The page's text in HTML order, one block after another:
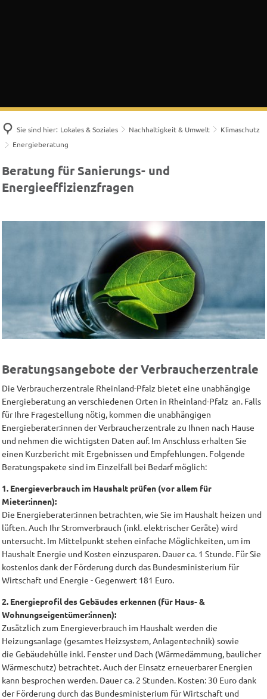
Sie sind hier: Lokales & Soziales Nachhaltigkeit & Umwelt
Klimaschutz
Energieberatung
Energieberatung
Beratung für Sanierungs- und
Energieeffizienzfragen
Beratungsangebote der Verbraucherzentrale
Die Verbraucherzentrale Rheinland-Pfalz bietet eine unabhängige
Energieberatung an verschiedenen Orten in Rheinland-Pfalz an. Falls
für Ihre Fragestellung nötig, kommen die unabhängigen
Energieberater:innen der Verbraucherzentrale zu Ihnen nach Hause
und nehmen die wichtigsten Daten auf. Im Anschluss erhalten Sie
einen Kurzbericht mit Ergebnissen und Empfehlungen. Folgende
Beratungspakete sind im Einzelfall bei Bedarf möglich:
1. Energieverbrauch im Haushalt prüfen (vor allem für
Mieter:innen):
Die Energieberater:innen betrachten, wie Sie im Haushalt heizen und
lüften. Auch Ihr Stromverbrauch (inkl. elektrischer Geräte) wird
untersucht. Im Mittelpunkt stehen einfache Möglichkeiten, um im
Haushalt Energie und Kosten einzusparen. Dauer ca. 1 Stunde. Für Sie
kostenlos dank der Förderung durch das Bundesministerium für
Wirtschaft und Energie - Gegenwert 181 Euro.
2. Energieprofil des Gebäudes erkennen (für Haus- &
Wohnungseigentümer:innen):
Zusätzlich zum Energieverbrauch im Haushalt werden die
Heizungsanlage (gesamtes Heizsystem, Anlagentechnik) sowie
die Gebäudehülle inkl. Fenster und Dach (Wärmedämmung, baulicher
Wärmeschutz) betrachtet. Auch der Einsatz erneuerbarer Energien
kann besprochen werden. Dauer ca. 2 Stunden. Kosten: 30 Euro dank
der Förderung durch das Bundesministerium für Wirtschaft und